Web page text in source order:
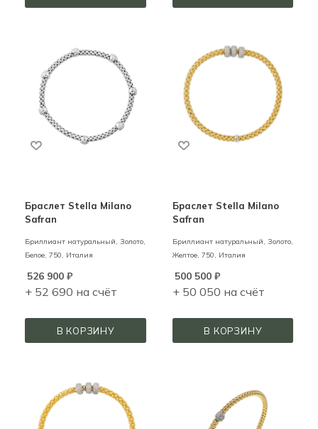
Браслет Stella Milano
Safran
Бриллиант натуральный, Золото,
Белое, 750, Италия
526 900 ₽
+ 52 690 на счёт
В КОРЗИНУ
Браслет Stella Milano
Safran
Бриллиант натуральный, Золото,
Желтое, 750, Италия
500 500₽
+ 50 050 на счёт
В КОРЗИНУ